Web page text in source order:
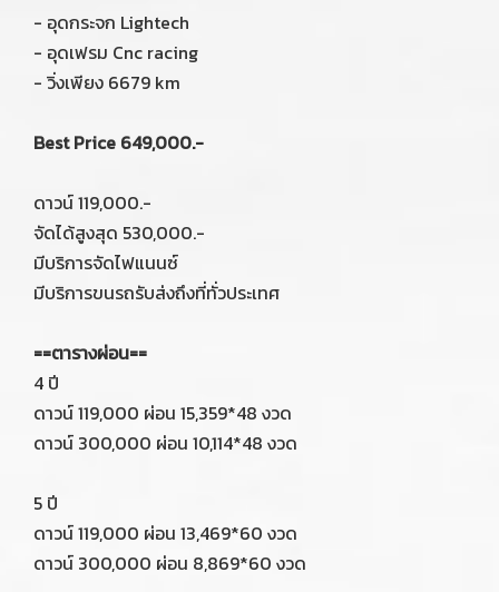
- อุดกระจก Lightech
- อุดเฟรม Cnc racing
- วิ่งเพียง 6679 km
Best Price 649,000.-
ดาวน์ 119,000.-
จัดได้สูงสุด 530,000.-
มีบริการจัดไฟแนนซ์
มีบริการขนรถรับส่งถึงที่ทั่วประเทศ
==ตารางผ่อน==
4 ปี
ดาวน์ 119,000 ผ่อน 15,359*48 งวด
ดาวน์ 300,000 ผ่อน 10,114*48 งวด
5 ปี
ดาวน์ 119,000 ผ่อน 13,469*60 งวด
ดาวน์ 300,000 ผ่อน 8,869*60 งวด